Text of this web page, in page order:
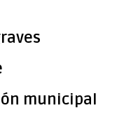
municipal